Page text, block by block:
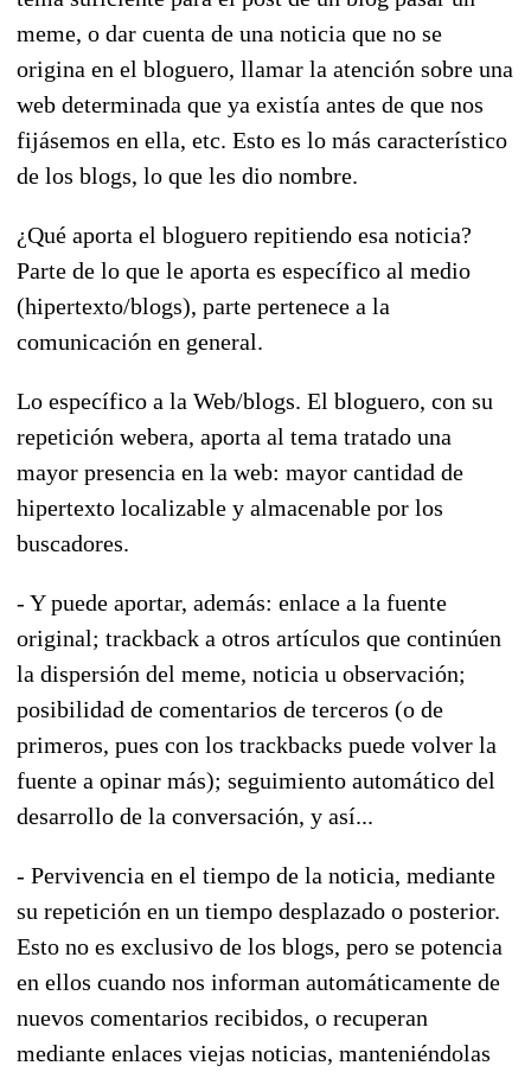
meme, o dar cuenta de una noticia que no se
origina en el bloguero, llamar la atención sobre una
web determinada que ya existía antes de que nos
fijásemos en ella, etc. Esto es lo más característico
de los blogs, lo que les dio nombre.
¿Qué aporta el bloguero repitiendo esa noticia?
Parte de lo que le aporta es específico al medio
(hipertexto/blogs), parte pertenece a la
comunicación en general.
Lo específico a la Web/blogs. El bloguero, con su
repetición webera, aporta al tema tratado una
mayor presencia en la web: mayor cantidad de
hipertexto localizable y almacenable por los
buscadores.
- Y puede aportar, además: enlace a la fuente
original; trackback a otros artículos que continúen
la dispersión del meme, noticia u observación;
posibilidad de comentarios de terceros (o de
primeros, pues con los trackbacks puede volver la
fuente a opinar más); seguimiento automático del
desarrollo de la conversación, y así...
- Pervivencia en el tiempo de la noticia, mediante
su repetición en un tiempo desplazado o posterior.
Esto no es exclusivo de los blogs, pero se potencia
en ellos cuando nos informan automáticamente de
nuevos comentarios recibidos, o recuperan
mediante enlaces viejas noticias, manteniéndolas